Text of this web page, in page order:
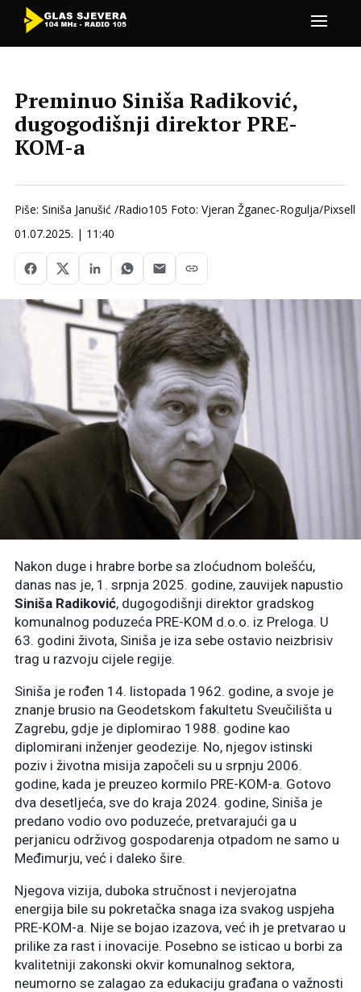
Preminuo Siniša Radiković,
dugogodišnji direktor PRE-
KOM-a
Piše: Siniša Janušić /Radio105 Foto: Vjeran Žganec-Rogulja/Pixsell
01.07.2025. | 11:40
Nakon duge i hrabre borbe sa zloćudnom bolešću,
danas nas je, 1. srpnja 2025. godine, zauvijek napustio
Siniša Radiković, dugogodišnji direktor gradskog
komunalnog poduzeća PRE-KOM d.o.o. iz Preloga. U
63. godini života, Siniša je iza sebe ostavio neizbrisiv
trag u razvoju cijele regije.
Siniša je rođen 14. listopada 1962. godine, a svoje je
znanje brusio na Geodetskom fakultetu Sveučilišta u
Zagrebu, gdje je diplomirao 1988. godine kao
diplomirani inženjer geodezije. No, njegov istinski
poziv i životna misija započeli su u srpnju 2006.
godine, kada je preuzeo kormilo PRE-KOM-a. Gotovo
dva desetljeća, sve do kraja 2024. godine, Siniša je
predano vodio ovo poduzeće, pretvarajući ga u
perjanicu održivog gospodarenja otpadom ne samo u
Međimurju, već i daleko šire.
Njegova vizija, duboka stručnost i nevjerojatna
energija bile su pokretačka snaga iza svakog uspjeha
PRE-KOM-a. Nije se bojao izazova, već ih je pretvarao u
prilike za rast i inovacije. Posebno se isticao u borbi za
kvalitetniji zakonski okvir komunalnog sektora,
neumorno se zalagao za edukaciju građana o važnosti